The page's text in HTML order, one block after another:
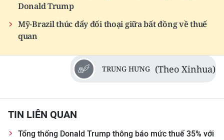
Donald Trump
Mỹ-Brazil thúc đẩy đối thoại giữa bất đồng về thuế
quan
TRUNG HƯNG (Theo Xinhua)
TIN LIÊN QUAN
Tổng thống Donald Trump thông báo mức thuế 35% với